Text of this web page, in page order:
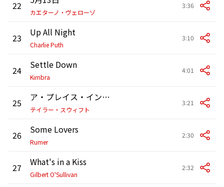
22
カエターノ・ヴェローゾ
3:36
23 Up All Night
Charlie Puth
3:10
24 Settle Down
Kimbra
4:01
25 ア・プレイス・イン・ディス・ワールド
テイラー・スウィフト
3:21
26 Some Lovers
Rumer
2:30
27 What's in a Kiss
Gilbert O'Sullivan
2:32